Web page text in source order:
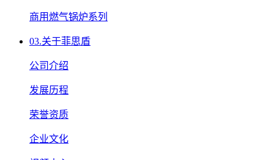
商用燃气锅炉系列
03.关于菲思盾
公司介绍
发展历程
荣誉资质
企业文化